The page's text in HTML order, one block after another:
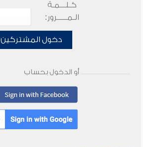
كـلـــمـة
الـمـــــرور:
دخول المشتركين
أو الدخول بحساب